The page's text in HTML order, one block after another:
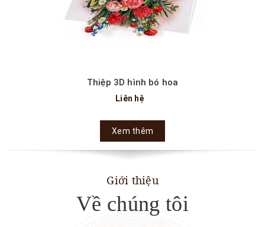
Thiệp 3D hình bó hoa
Liên hệ
Xem thêm
Giới thiệu
Về chúng tôi